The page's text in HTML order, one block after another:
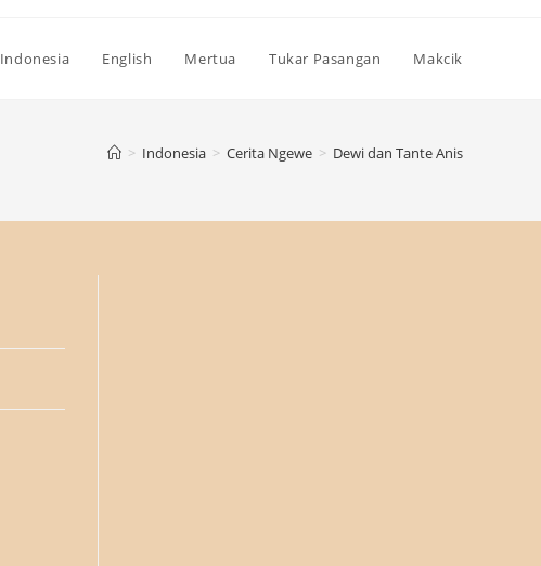
Indonesia English Mertua Tukar Pasangan Makcik
> Indonesia > Cerita Ngewe > Dewi dan Tante Anis